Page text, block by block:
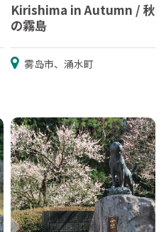
Kirishima in Autumn / 秋
の霧島
雾岛市、涌水町